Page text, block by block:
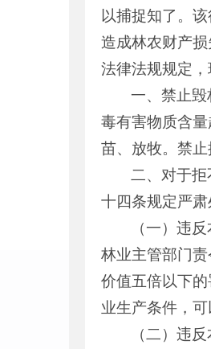
以捕捉知了。
造成林农财产
法律法规规定
一、禁止
毒有害物质含
苗、放牧。禁
二、对于
十四条规定严肃
（一）违
林业主管部门
价值五倍以下
业生产条件，
（二）违